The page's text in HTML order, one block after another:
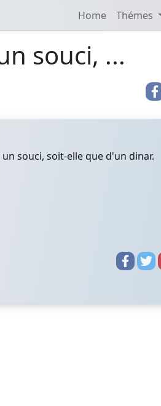
Home Thémes
souci, ...
souci, soit-elle que d'un dinar.